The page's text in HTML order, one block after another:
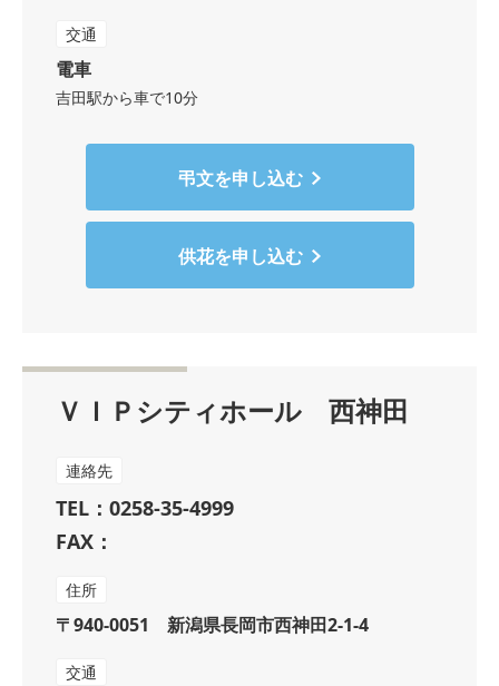
交通
電車
吉田駅から車で10分
弔文を申し込む
供花を申し込む
ＶＩＰシティホール 西神田
連絡先
TEL：0258-35-4999
FAX：
住所
〒940-0051 新潟県長岡市西神田2-1-4
交通